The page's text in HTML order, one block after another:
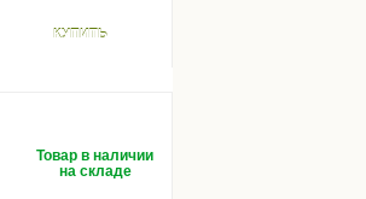
КУПИТЬ
Товар в наличии
на складе